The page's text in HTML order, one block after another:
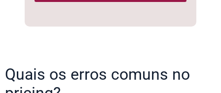
Quais os erros comuns no